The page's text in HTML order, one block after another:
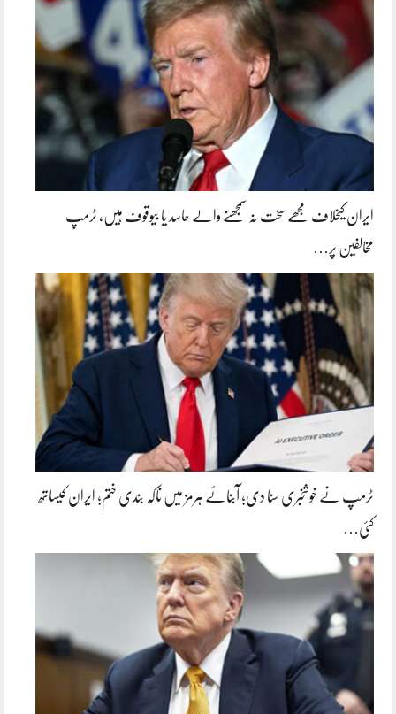
ایران کیخلاف مجھے سخت نہ سمجھنے والے حاسد یا بیوقوف ہیں، ٹرمپ
مخالفین پر…
ٹرمپ نے خوشخبری سنا دی؛ آبنائے ہرمز میں ناکہ بندی ختم؛ ایران کیساتھ
کئی…